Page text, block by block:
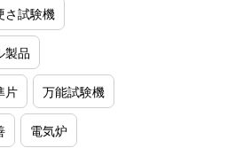
さ試験機
製品
片 万能試験機
電気炉